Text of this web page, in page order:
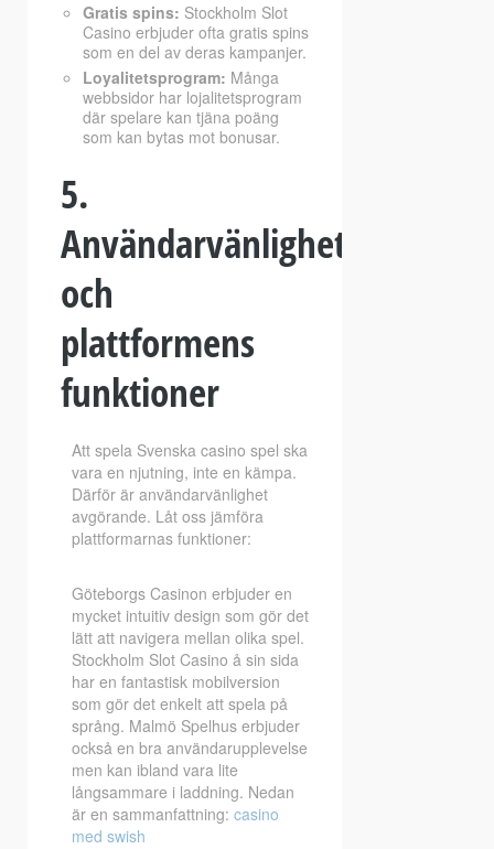
Gratis spins: Stockholm Slot
Casino erbjuder ofta gratis spins
som en del av deras kampanjer.
Loyalitetsprogram: Många
webbsidor har lojalitetsprogram
där spelare kan tjäna poäng
som kan bytas mot bonusar.
5.
Användarvänlighet
och
plattformens
funktioner
Att spela Svenska casino spel ska
vara en njutning, inte en kämpa.
Därför är användarvänlighet
avgörande. Låt oss jämföra
plattformarnas funktioner:
Göteborgs Casinon erbjuder en
mycket intuitiv design som gör det
lätt att navigera mellan olika spel.
Stockholm Slot Casino å sin sida
har en fantastisk mobilversion
som gör det enkelt att spela på
språng. Malmö Spelhus erbjuder
också en bra användarupplevelse
men kan ibland vara lite
långsammare i laddning. Nedan
är en sammanfattning: casino
med swish